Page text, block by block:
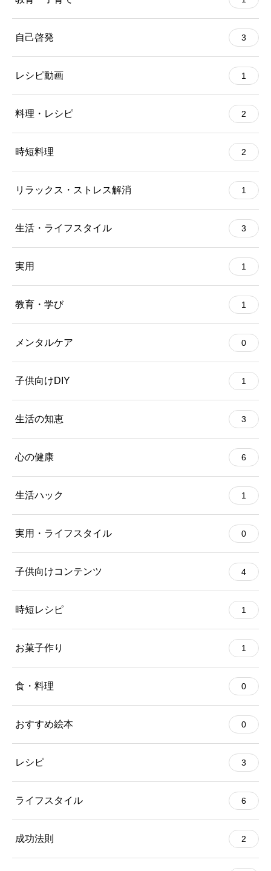
自己啓発 3
レシピ動画 1
料理・レシピ 2
時短料理 2
リラックス・ストレス解消 1
生活・ライフスタイル 3
実用 1
教育・学び 1
メンタルケア 0
子供向けDIY 1
生活の知恵 3
心の健康 6
生活ハック 1
実用・ライフスタイル 0
子供向けコンテンツ 4
時短レシピ 1
お菓子作り 1
食・料理 0
おすすめ絵本 0
レシピ 3
ライフスタイル 6
成功法則 2